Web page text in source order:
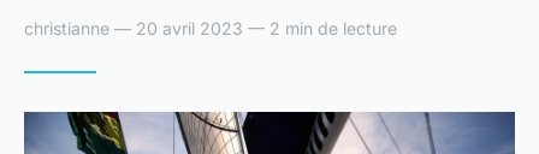
christianne — 20 avril 2023 — 2 min de lecture